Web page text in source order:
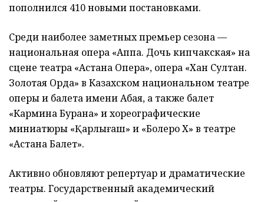
пополнился 410 новыми постановками.
Среди наиболее заметных премьер сезона —
национальная опера «Аппақ. Дочь кипчакская» на
сцене театра «Астана Опера», опера «Хан Султан.
Золотая Орда» в Казахском национальном театре
оперы и балета имени Абая, а также балет
«Кармина Бурана» и хореографические
миниатюры «Қарлығаш» и «Болеро Х» в театре
«Астана Балет».
Активно обновляют репертуар и драматические
театры. Государственный академический